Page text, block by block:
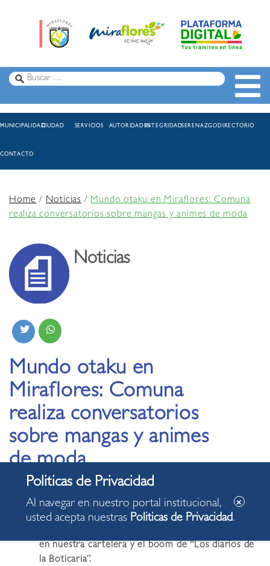
MUNICIPALIDADCIUDAD SERVICIOS AUTORIDADESINTEGRIDADSERENAZGODIRECTORIO
CONTACTO
Home/Noticias /Mundo otaku en Miraflores: Comuna
realiza conversatorios sobre mangas y animes de moda
Noticias
Mundo otaku en
Miraflores: Comuna
realiza conversatorios
sobre mangas y animes
de moda
11.09.2025
en nuestra cartelera y el boom de “Los diarios de
la Boticaria”.
Al navegar en nuestro portal institucional,
usted acepta nuestras Politicas de Privacidad.